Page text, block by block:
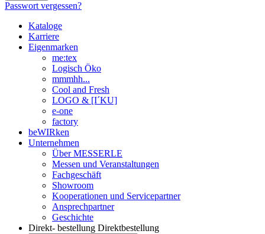
Passwort vergessen?
Kataloge
Karriere
Eigenmarken
me:tex
Logisch Öko
mmmhh...
Cool and Fresh
LOGO & [I´KU]
e-one
factory
beWIRken
Unternehmen
Über MESSERLE
Messen und Veranstaltungen
Fachgeschäft
Showroom
Kooperationen und Servicepartner
Ansprechpartner
Geschichte
Direkt- bestellung Direktbestellung